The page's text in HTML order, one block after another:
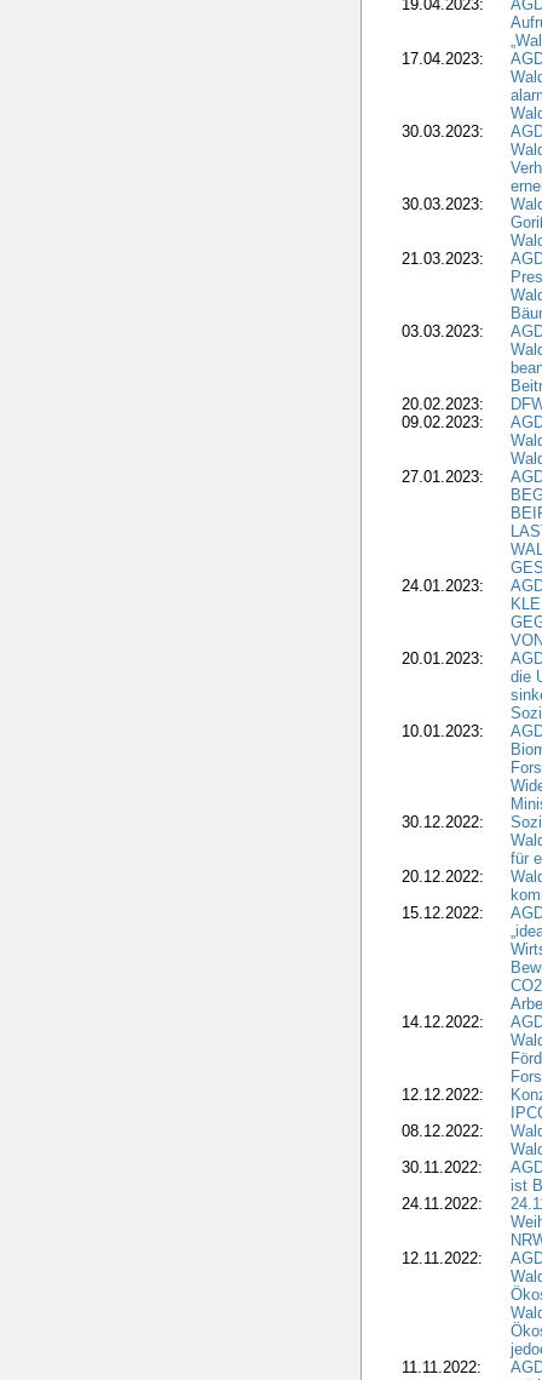
19.04.2023:
17.04.2023:
30.03.2023:
30.03.2023:
21.03.2023:
03.03.2023:
20.02.2023:
09.02.2023:
27.01.2023:
24.01.2023:
20.01.2023:
die
10.01.2023:
30.12.2022:
für
20.12.2022:
15.12.2022:
14.12.2022:
12.12.2022:
08.12.2022:
30.11.2022:
ist
24.11.2022:
12.11.2022:
11.11.2022: